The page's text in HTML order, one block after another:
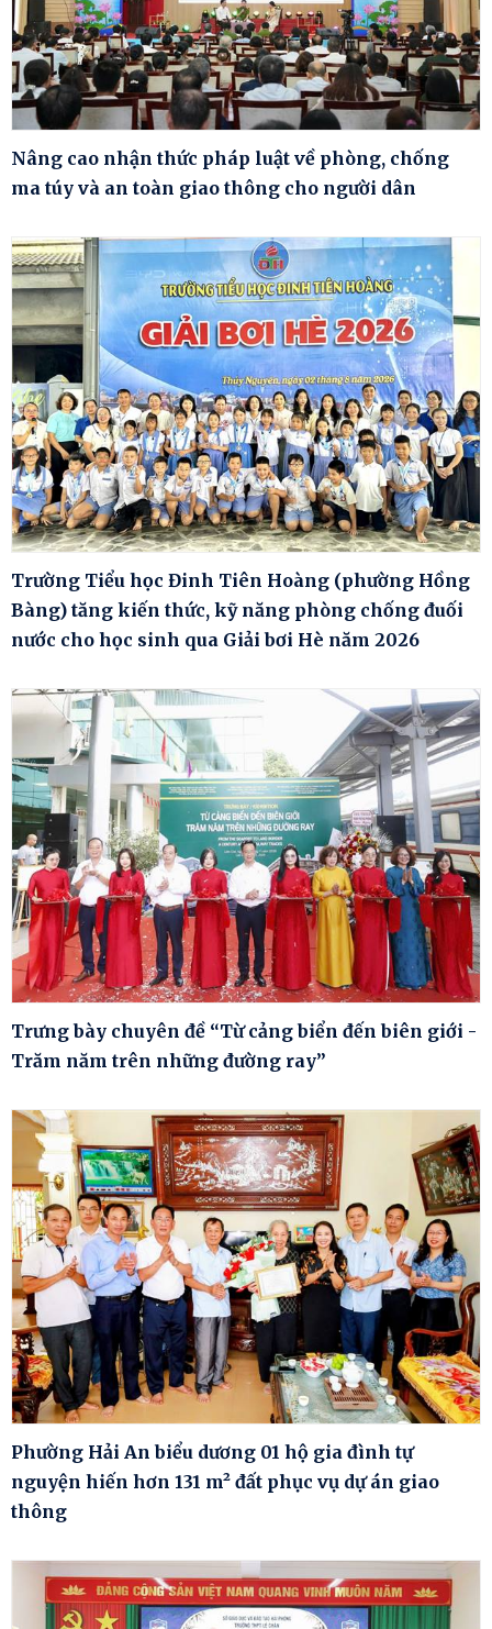
Nâng cao nhận thức pháp luật về phòng, chống
ma túy và an toàn giao thông cho người dân
Trường Tiểu học Đinh Tiên Hoàng (phường Hồng
Bàng) tăng kiến thức, kỹ năng phòng chống đuối
nước cho học sinh qua Giải bơi Hè năm 2026
Trưng bày chuyên đề “Từ cảng biển đến biên giới -
Trăm năm trên những đường ray”
Phường Hải An biểu dương 01 hộ gia đình tự
nguyện hiến hơn 131 m² đất phục vụ dự án giao
thông